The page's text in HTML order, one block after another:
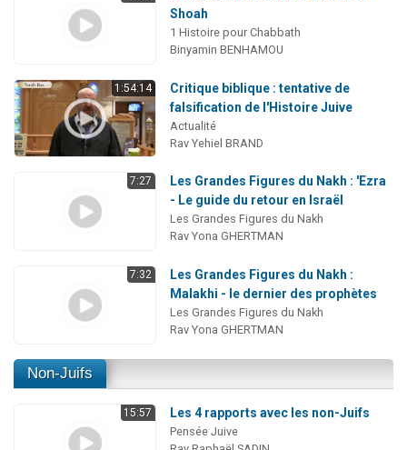
Shoah
1 Histoire pour Chabbath
Binyamin BENHAMOU
1:54:14
Critique biblique : tentative de
falsification de l'Histoire Juive
Actualité
Rav Yehiel BRAND
7:27
Les Grandes Figures du Nakh : 'Ezra
- Le guide du retour en Israël
Les Grandes Figures du Nakh
Rav Yona GHERTMAN
7:32
Les Grandes Figures du Nakh :
Malakhi - le dernier des prophètes
Les Grandes Figures du Nakh
Rav Yona GHERTMAN
Non-Juifs
15:57 Les 4 rapports avec les non-Juifs
Pensée Juive